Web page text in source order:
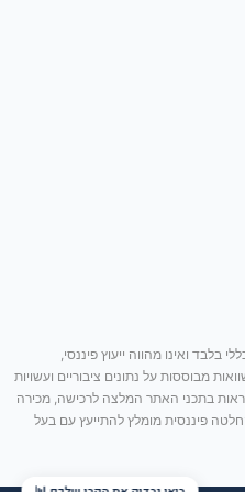
בלבד ואינו מהווה ייעוץ פיננסי,
מבוססות על נתונים ציבוריים ועשויות
בתכני האתר המלצה לרכישה, מכירה
פיננסית מומלץ להתייעץ עם בעל